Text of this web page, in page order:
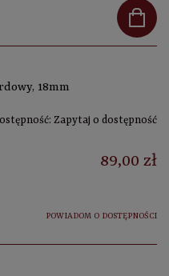
18mm
Zapytaj o dostępność
89,00 zł
POWIADOM O DOSTĘPNOŚCI